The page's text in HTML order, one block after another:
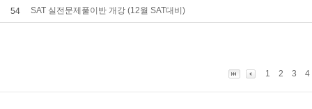
54 SAT 실전문제풀이반 개강 (12월 SAT대비)
1 2 3